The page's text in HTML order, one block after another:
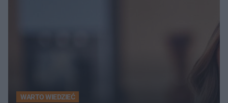
WARTO WIEDZIEĆ